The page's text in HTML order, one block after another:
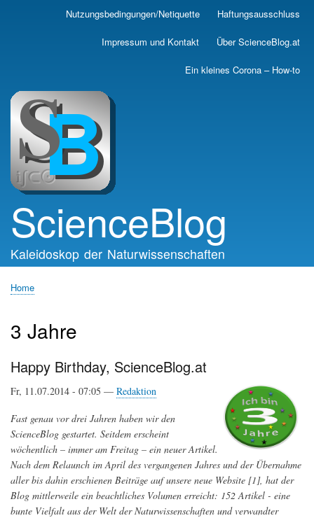
Skip
main
Nutzungsbedingungen/Netiquette Haftungsausschluss
Impressum und Kontakt Über ScienceBlog.at
Ein kleines Corona – How-to
ScienceBlog
Kaleidoskop der Naturwissenschaften
Home
3 Jahre
Happy Birthday, ScienceBlog.at
Fr, 11.07.2014 - 07:05 — Redaktion
Fast genau vor drei Jahren haben wir den
ScienceBlog gestartet. Seitdem erscheint
wöchentlich – immer am Freitag – ein neuer Artikel.
Nach dem Relaunch im April des vergangenen Jahres und der Übernahme
aller bis dahin erschienen Beiträge auf unsere neue Website [1], hat der
Blog mittlerweile ein beachtliches Volumen erreicht: 152 Artikel - eine
bunte Vielfalt aus der Welt der Naturwissenschaften und verwandter